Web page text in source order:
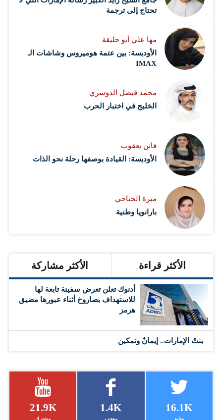
تحتاج إلى ترجمة
مها علي أبو حليقة
الأوديسة: بين عتمة هوميروس وشاشات الـ
IMAX
محمد فيصل الدوسري ​
‏الخليج في اختبار الحرب
فاتن يعقوب
الأوديسة: القيادة بوصفها رحلة نحو الذات
ميرة الجناحي
بارانويا وطنية
الأكثر قراءة الأكثر مشاركة
أدنوك تعلن تعرض سفينة تابعة لها
للاستهداف بصاروخ أثناء عبورها مضيق
هرمز
بنتُ الإمارات.. إيمانٌ وتمكين
21.9K
مشترك
1.4K
معجب
16.1K
متابع